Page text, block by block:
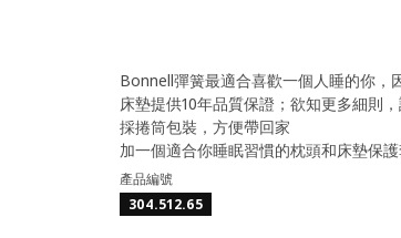
Bonnell彈簧最適合喜歡一個人睡的你，
床墊提供10年品質保證；欲知更多細則
採捲筒包裝，方便帶回家
加一個適合你睡眠習慣的枕頭和床墊保
產品編號
304.512.65